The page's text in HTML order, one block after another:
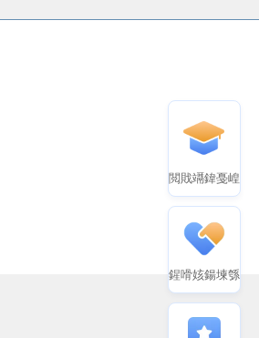
閲戝竵鍏戞崲
鍟嗗姟鍚堜綔